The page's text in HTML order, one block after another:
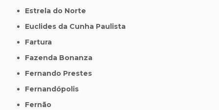
Estrela do Norte
Euclides da Cunha Paulista
Fartura
Fazenda Bonanza
Fernando Prestes
Fernandópolis
Fernão